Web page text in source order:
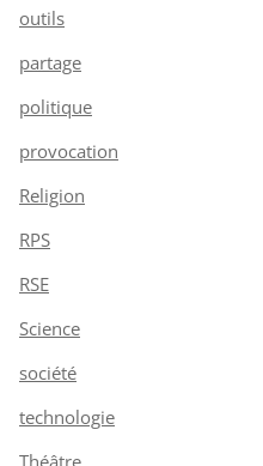
outils
partage
politique
provocation
Religion
RPS
RSE
Science
société
technologie
Théâtre